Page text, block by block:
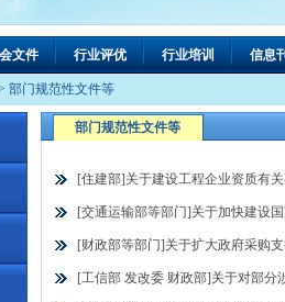
文件 行业评优 行业培训 信息
部门规范性文件等
部门规范性文件等
[住建部]关于建设工程企业资质有
[交通运输部等部门]关于加快建设
[财政部等部门]关于扩大政府采购
[工信部 发改委 财政部]关于对部分